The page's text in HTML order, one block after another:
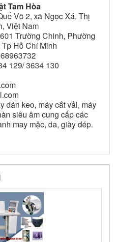
Tam Hòa
Võ 2, xã Ngọc Xá, Thị
Việt Nam
Trường Chinh, Phường
Hồ Chí Minh
129/ 3634 130
dán keo, máy cắt vải, máy
siêu âm cung cấp các
may mặc, da, giày dép.